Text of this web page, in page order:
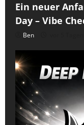
Ein neuer
Day – Vibe
Ben